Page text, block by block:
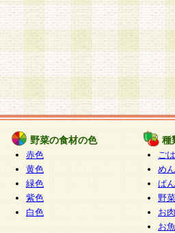
野菜の食材の色
赤色
黄色
緑色
紫色
白色
種
ご
めん
ぱん
野
お
お